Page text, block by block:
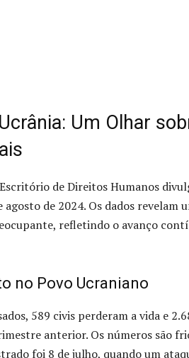
Um Olhar
de Direitos Humanos
de 2024. Os dados
refletindo o avanço
no Povo Ucraniano
589 civis perderam a vida e
anterior. Os números são
foi 8 de julho, quando um